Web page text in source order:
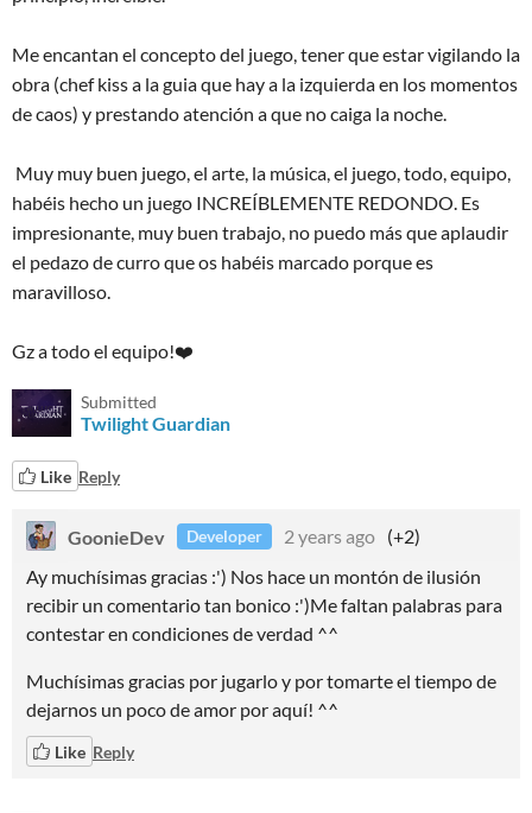
Me encantan el concepto del juego, tener que estar vigilando la
obra (chef kiss a la guia que hay a la izquierda en los momentos
de caos) y prestando atención a que no caiga la noche.
Muy muy buen juego, el arte, la música, el juego, todo, equipo,
habéis hecho un juego INCREÍBLEMENTE REDONDO. Es
impresionante, muy buen trabajo, no puedo más que aplaudir
el pedazo de curro que os habéis marcado porque es
maravilloso.
Gz a todo el equipo!❤️
Submitted
Twilight Guardian
Like Reply
GoonieDev Developer 2 years ago (+2)
Ay muchísimas gracias :') Nos hace un montón de ilusión
recibir un comentario tan bonico :')Me faltan palabras para
contestar en condiciones de verdad ^^
Muchísimas gracias por jugarlo y por tomarte el tiempo de
dejarnos un poco de amor por aquí! ^^
Like Reply